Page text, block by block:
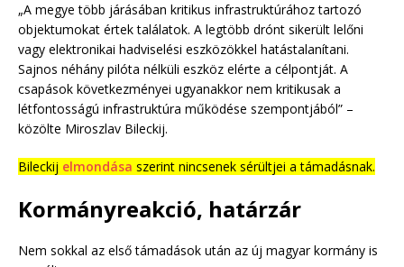
„A megye több járásában kritikus infrastruktúrához tartozó
objektumokat értek találatok. A legtöbb drónt sikerült lelőni
vagy elektronikai hadviselési eszközökkel hatástalanítani.
Sajnos néhány pilóta nélküli eszköz elérte a célpontját. A
csapások következményei ugyanakkor nem kritikusak a
létfontosságú infrastruktúra működése szempontjából” –
közölte Miroszlav Bileckij.
Bileckij elmondása szerint nincsenek sérültjei a támadásnak.
Kormányreakció, határzár
Nem sokkal az első támadások után az új magyar kormány is